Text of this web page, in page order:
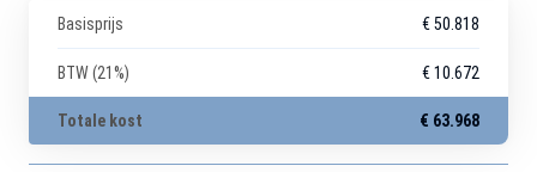
Basisprijs € 50.818
BTW (21%) € 10.672
Totale kost € 63.968